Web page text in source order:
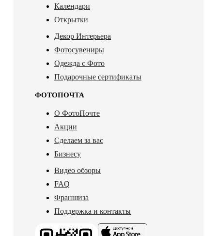
Календари
Открытки
Декор Интерьера
Фотосувениры
Одежда с Фото
Подарочные сертификаты
ФОТОПОЧТА
О ФотоПочте
Акции
Сделаем за вас
Бизнесу
Видео обзоры
FAQ
Франшиза
Поддержка и контакты